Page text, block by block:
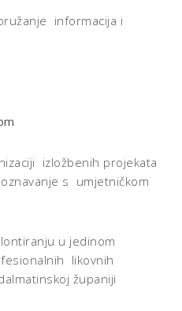
informacija i
izložbenih projekata
s umjetničkom
u jedinom
likovnih
županiji